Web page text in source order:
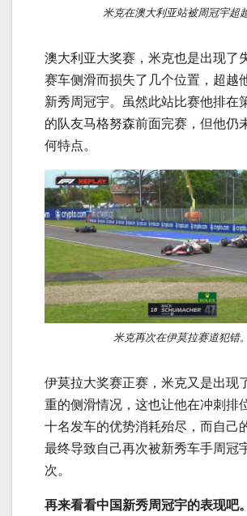
米克在澳大利亚站被周冠宇超越
澳大利亚大奖赛，米克也是出现了
赛车侧滑而损失了几个位置，超越
新秀周冠宇。虽然此站比赛他排在
的队友马格努森前面完赛，但他仍
何特点。
米克再次在伊莫拉赛道犯错。
伊莫拉大奖赛正赛，米克又是出现
重的侧滑情况，这也让他在冲刺排
十名发车的优势消耗殆尽，而自己
最终导致自己再次被新秀车手周冠
次。
再来看看中国新秀周冠宇的表现吧。